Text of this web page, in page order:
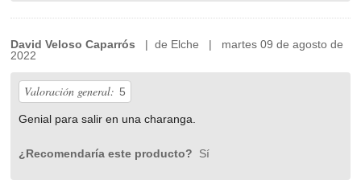
David Veloso Caparrós | de Elche | martes 09 de agosto de
2022
Valoración general: 5
Genial para salir en una charanga.
¿Recomendaría este producto? Sí